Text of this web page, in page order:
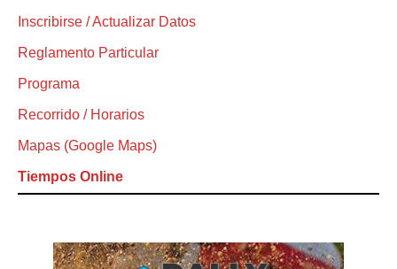
Inscribirse / Actualizar Datos
Reglamento Particular
Programa
Recorrido / Horarios
Mapas (Google Maps)
Tiempos Online